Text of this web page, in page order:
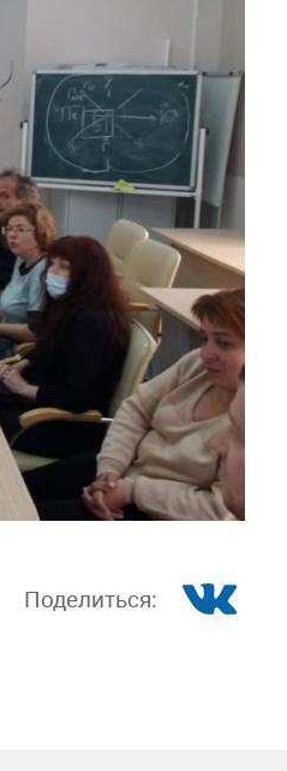
Поделиться: